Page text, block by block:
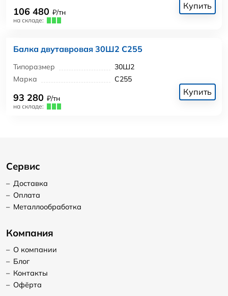
106 480 ₽/тн
на складе:
Купить
Балка двутавровая 30Ш2 С255
Типоразмер
30Ш2
Марка
С255
93 280 ₽/тн
на складе:
Купить
Сервис
– Доставка
– Оплата
– Металлообработка
Компания
– О компании
– Блог
– Контакты
– Офёрта